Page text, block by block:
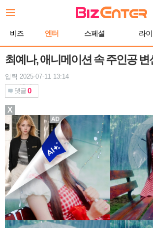
문
비즈 엔터 스페셜 라
최예나, 애니메이션 속 주인공 변
입력 2025-07-11 13:14
댓글 0
X